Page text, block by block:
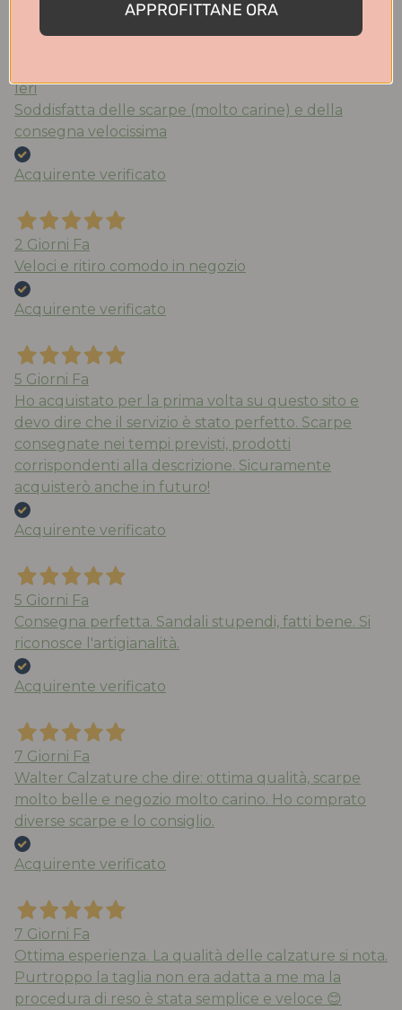
Acquirente verificato
Ieri
Soddisfatta delle scarpe (molto carine) e della
consegna velocissima
Acquirente verificato
2 Giorni Fa
Veloci e ritiro comodo in negozio
Acquirente verificato
5 Giorni Fa
Ho acquistato per la prima volta su questo sito e
devo dire che il servizio è stato perfetto. Scarpe
consegnate nei tempi previsti, prodotti
corrispondenti alla descrizione. Sicuramente
acquisterò anche in futuro!
Acquirente verificato
5 Giorni Fa
Consegna perfetta. Sandali stupendi, fatti bene. Si
riconosce l'artigianalità.
Acquirente verificato
7 Giorni Fa
Walter Calzature che dire: ottima qualità, scarpe
molto belle e negozio molto carino. Ho comprato
diverse scarpe e lo consiglio.
Acquirente verificato
7 Giorni Fa
Ottima esperienza. La qualità delle calzature si nota.
Purtroppo la taglia non era adatta a me ma la
procedura di reso è stata semplice e veloce 😊
APPROFITTANE ORA